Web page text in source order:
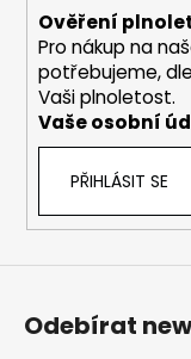
Ověření
Pro nákup na
potřebujeme,
Vaši plnoletost.
Vaše osobní
PŘIHLÁSIT SE
Odebírat